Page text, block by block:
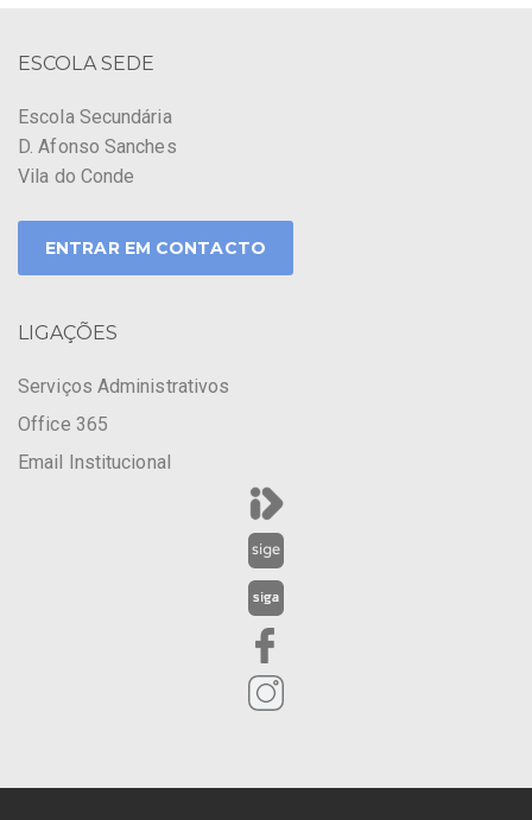
ESCOLA SEDE
Escola Secundária
D. Afonso Sanches
Vila do Conde
ENTRAR EM CONTACTO
LIGAÇÕES
Serviços Administrativos
Office 365
Email Institucional